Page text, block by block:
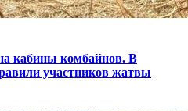
кабины комбайнов. В
участников жатвы